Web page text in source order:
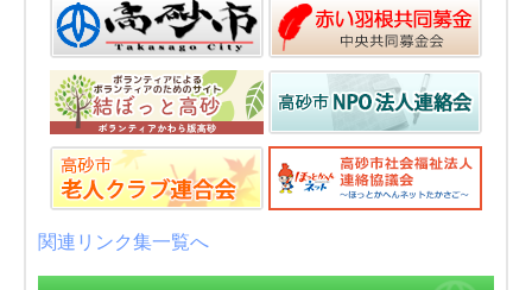
関連リンク集一覧へ